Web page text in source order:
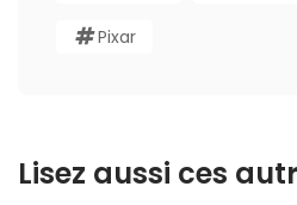
Pixar
Lisez aussi ces